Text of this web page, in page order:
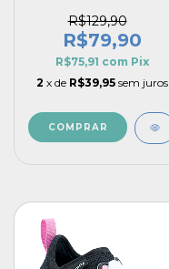
Striker Vitz Pecompe
R$129,90
R$79,90
R$75,91 com Pix
2 x de R$39,95 sem juros
COMPRAR